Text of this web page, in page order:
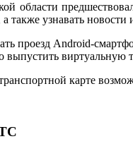
области
также узнавать
проезд Android-
виртуальную
карте